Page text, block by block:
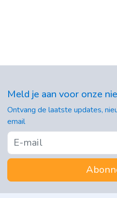
Meld je aan voor onze
Ontvang de laatste updates,
email